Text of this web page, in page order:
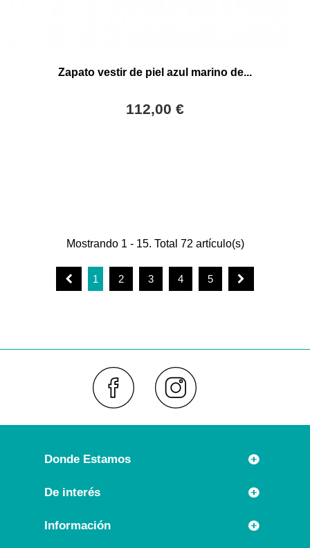
Zapato vestir de piel azul marino de...
112,00 €
Mostrando 1 - 15. Total 72 artículo(s)
1 2 3 4 5
Donde Estamos
Rúa Príncipe 7
Llámanos:
De interés
Información